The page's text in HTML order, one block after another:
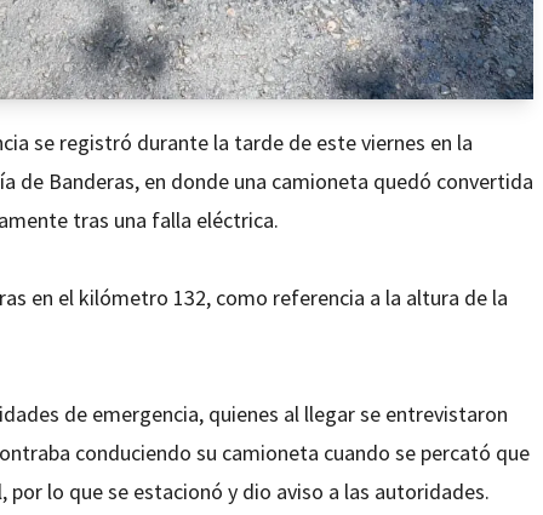
se registró durante la tarde de este viernes en la
de Banderas, en donde una camioneta quedó convertida
tras una falla eléctrica.
en el kilómetro 132, como referencia a la altura de la
de emergencia, quienes al llegar se entrevistaron
conduciendo su camioneta cuando se percató que
lo que se estacionó y dio aviso a las autoridades.